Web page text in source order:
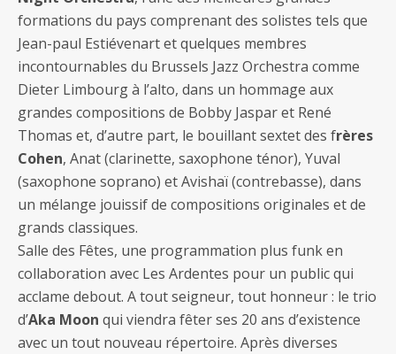
formations du pays comprenant des solistes tels que
Jean-paul Estiévenart et quelques membres
incontournables du Brussels Jazz Orchestra comme
Dieter Limbourg à l’alto, dans un hommage aux
grandes compositions de Bobby Jaspar et René
Thomas et, d’autre part, le bouillant sextet des frères
Cohen, Anat (clarinette, saxophone ténor), Yuval
(saxophone soprano) et Avishaï (contrebasse), dans
un mélange jouissif de compositions originales et de
grands classiques.
Salle des Fêtes, une programmation plus funk en
collaboration avec Les Ardentes pour un public qui
acclame debout. A tout seigneur, tout honneur : le trio
d’Aka Moon qui viendra fêter ses 20 ans d’existence
avec un tout nouveau répertoire. Après diverses